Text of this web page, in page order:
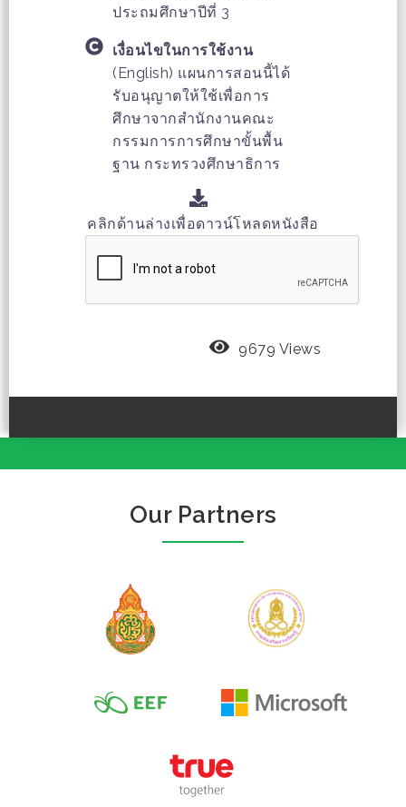
ประถมศึกษาปีที่ 3
เงื่อนไขในการใช้งาน
(English) แผนการสอนนี้ได้
รับอนุญาตให้ใช้เพื่อการ
ศึกษาจากสำนักงานคณะ
กรรมการการศึกษาขั้นพื้น
ฐาน กระทรวงศึกษาธิการ
คลิกด้านล่างเพื่อดาวน์โหลดหนังสือ
9679 Views
Our Partners